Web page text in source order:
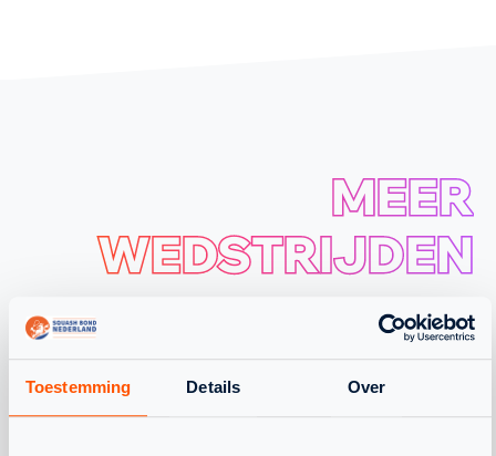
Toestemming Details Over
MEER
WEDSTRIJDEN
WAT SPEELT ER NOG MEER